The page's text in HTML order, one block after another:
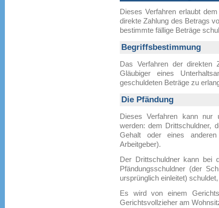
Dieses Verfahren erlaubt
direkte Zahlung des Betrags
bestimmte fällige Beträge
Begriffsbestimmung
Das Verfahren der direkten
Gläubiger eines
geschuldeten Beträge zu
Die Pfändung
Dieses Verfahren kann nur
werden: dem Drittschuldner,
Gehalt oder eines
Arbeitgeber).
Der Drittschuldner kann bei
Pfändungsschuldner (der
ursprünglich einleitet)
Es wird von einem
Gerichtsvollzieher am